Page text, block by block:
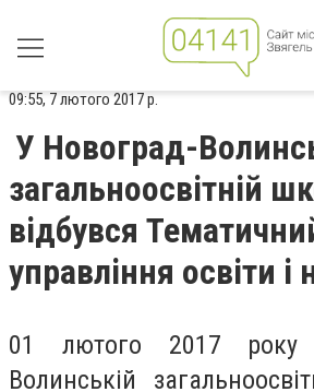
09:55, 7 лютого 2017 р.
У Новоград-
загальноосвітній
відбувся
управління освіти і
01 лютого 2017 року
Волинській